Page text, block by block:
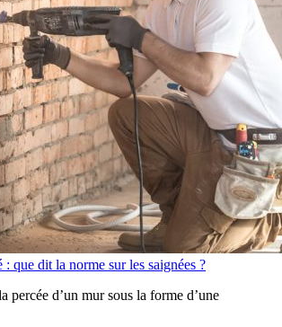
: que dit la norme sur les saignées ?
percée d’un mur sous la forme d’une